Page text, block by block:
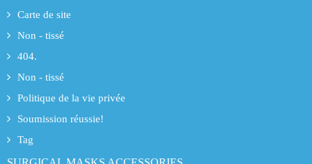
Carte de site
Non - tissé
404.
Non - tissé
Politique de la vie privée
Soumission réussie!
Tag